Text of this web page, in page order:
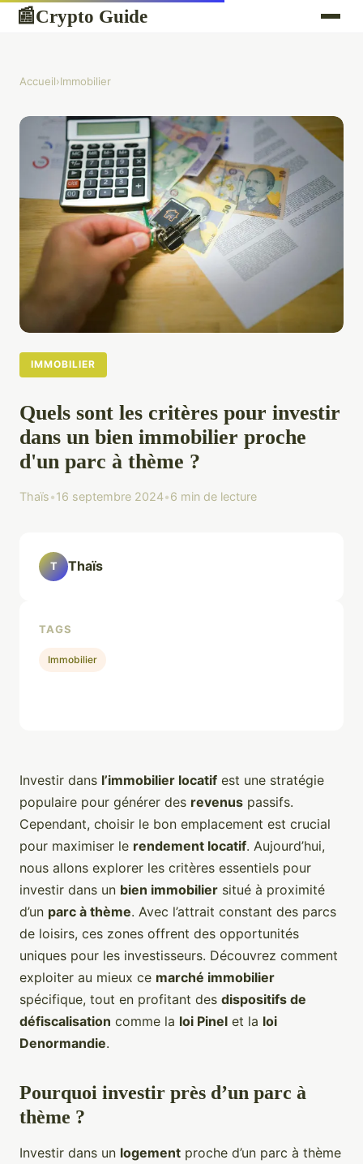
📰Crypto Guide
Accueil›Immobilier
IMMOBILIER
Quels sont les critères pour investir
dans un bien immobilier proche
d'un parc à thème ?
Thaïs•16 septembre 2024•6 min de lecture
Investir dans l’immobilier locatif est une stratégie
populaire pour générer des revenus passifs.
Cependant, choisir le bon emplacement est crucial
pour maximiser le rendement locatif. Aujourd’hui,
nous allons explorer les critères essentiels pour
investir dans un bien immobilier situé à proximité
d’un parc à thème. Avec l’attrait constant des parcs
de loisirs, ces zones offrent des opportunités
uniques pour les investisseurs. Découvrez comment
exploiter au mieux ce marché immobilier
spécifique, tout en profitant des dispositifs de
défiscalisation comme la loi Pinel et la loi
Denormandie.
Pourquoi investir près d’un parc à
thème ?
Investir dans un logement proche d’un parc à thème
T Thaïs
TAGS
Immobilier